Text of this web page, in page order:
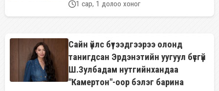
1 сар, 1 долоо хоног
Сайн үйлс бүтээдгээрээ олонд
танигдсан Эрдэнэтийн уугуул бүсгүй
Ш.Зулбадам нутгийнхандаа
"Камертон"-оор бэлэг барина